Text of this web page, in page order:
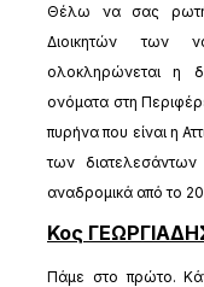
Θέλω να σας
Διοικητών των
ολοκληρώνεται η
ονόματα στη
πυρήνα που είναι η
των διατελεσάντων
αναδρομικά από το
Κος
Πάμε στο πρώτο.